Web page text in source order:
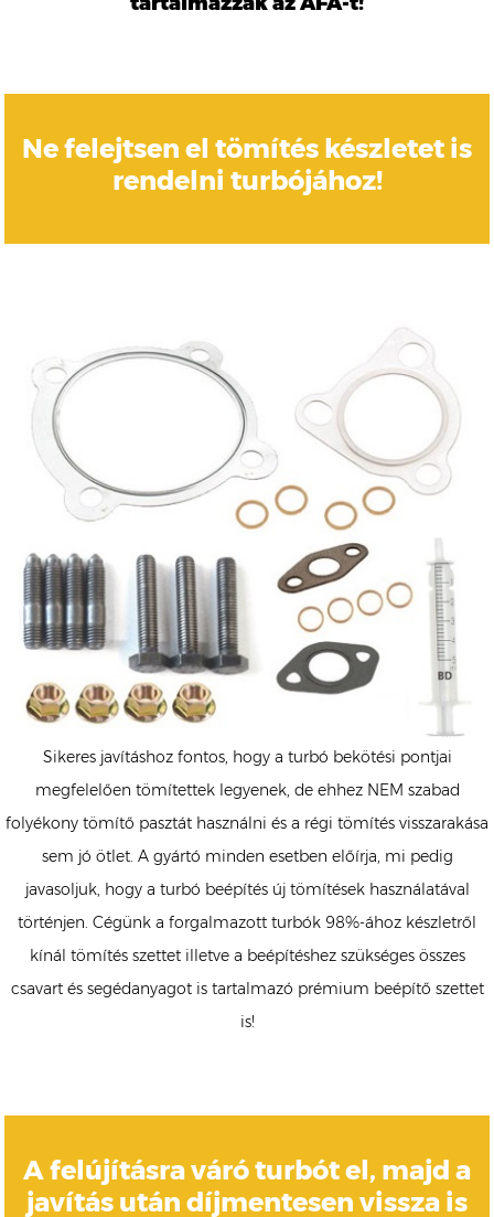
Ne felejtsen el tömítés készletet is
rendelni turbójához!
Sikeres javításhoz fontos, hogy a turbó bekötési pontjai
megfelelően tömítettek legyenek, de ehhez NEM szabad
folyékony tömítő pasztát használni és a régi tömítés visszarakása
sem jó ötlet. A gyártó minden esetben előírja, mi pedig
javasoljuk, hogy a turbó beépítés új tömítések használatával
történjen. Cégünk a forgalmazott turbók 98%-ához készletről
kínál tömítés szettet illetve a beépítéshez szükséges összes
csavart és segédanyagot is tartalmazó prémium beépítő szettet
is!
A felújításra váró turbót el, majd a
javítás után díjmentesen vissza is